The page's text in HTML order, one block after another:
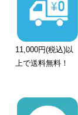
11,000円(税込)以
上で送料無料！